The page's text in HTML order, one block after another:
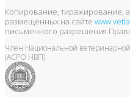
Копирование, тиражирование,
размещенных на сайте
письменного разрешения
Член Национальной
(АСРО НВП)